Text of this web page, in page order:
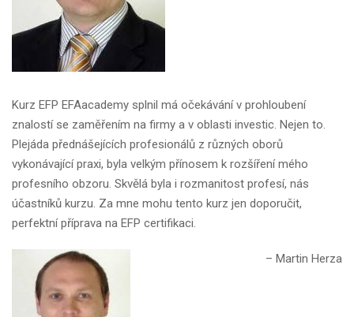
Kurz EFP EFAacademy splnil má očekávání v prohloubení
znalostí se zaměřením na firmy a v oblasti investic. Nejen to.
Plejáda přednášejících profesionálů z různých oborů
vykonávající praxi, byla velkým přínosem k rozšíření mého
profesního obzoru. Skvělá byla i rozmanitost profesí, nás
účastníků kurzu. Za mne mohu tento kurz jen doporučit,
perfektní příprava na EFP certifikaci.
Martin Herza